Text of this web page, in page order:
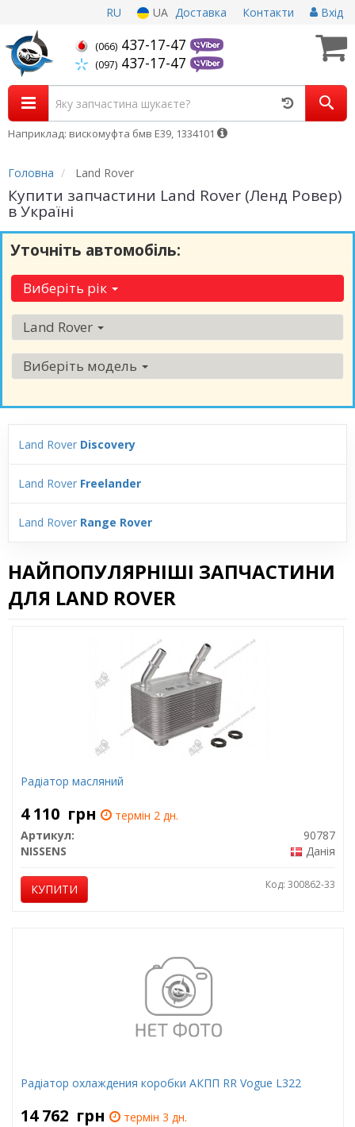
RU UA Доставка Контакти Вхід
(066) 437-17-47
(097) 437-17-47
Наприклад: вискомуфта бмв Е39, 1334101
Головна Land Rover
Купити запчастини Land Rover (Ленд Ровер)
в Україні
Уточніть автомобіль:
Виберіть рік
Land Rover
Виберіть модель
Land Rover Discovery
Land Rover Freelander
Land Rover Range Rover
НАЙПОПУЛЯРНІШІ ЗАПЧАСТИНИ
ДЛЯ LAND ROVER
Радіатор масляний
4 110 грн
термін 2 дн.
Артикул:
90787
NISSENS
Данія
КУПИТИ Код: 300862-33
Радіатор охлаждения коробки АКПП RR Vogue L322
14 762 грн
термін 3 дн.